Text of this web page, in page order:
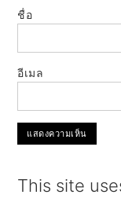
ชื่อ
อีเมล
This site